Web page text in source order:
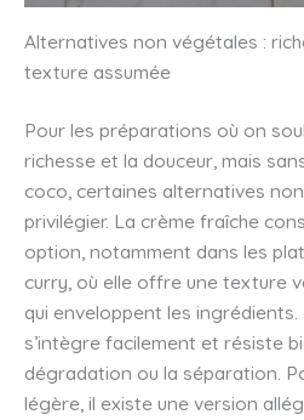
Alternatives non végétales :
texture assumée
Pour les préparations où on
richesse et la douceur, mais
coco, certaines alternatives
privilégier. La crème fraîche
option, notamment dans les
curry, où elle offre une texture
qui enveloppent les
s’intègre facilement et résiste
dégradation ou la séparation.
légère, il existe une version